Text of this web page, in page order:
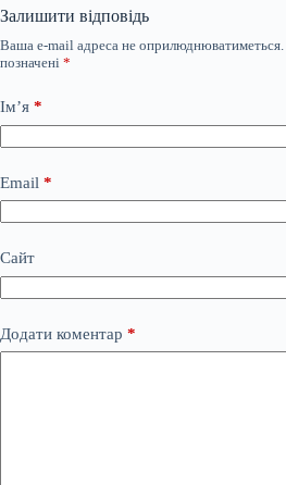
Залишити відповідь
Ваша e-mail адреса не оприлюднюватиметься.
позначені *
Ім’я *
Email *
Сайт
Додати коментар *